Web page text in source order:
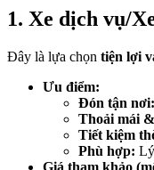
1. Xe dịch vụ/
Đây là lựa chọn tiện lợi
Ưu điểm:
Đón tận nơi:
Thoải mái
Tiết kiệm
Phù hợp: